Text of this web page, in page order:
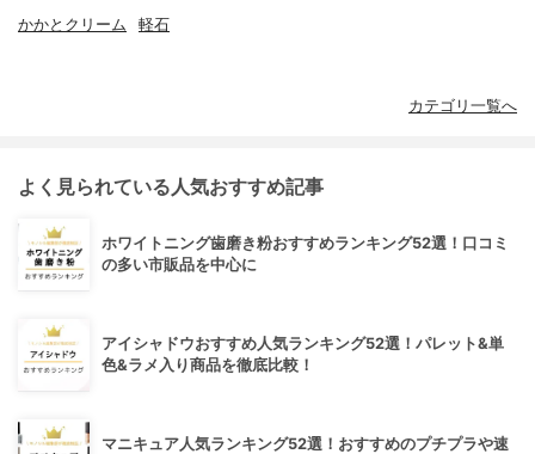
かかとクリーム 軽石
カテゴリ一覧へ
よく見られている人気おすすめ記事
ホワイトニング歯磨き粉おすすめランキング52選！口コミ
の多い市販品を中心に
アイシャドウおすすめ人気ランキング52選！パレット&単
色&ラメ入り商品を徹底比較！
マニキュア人気ランキング52選！おすすめのプチプラや速